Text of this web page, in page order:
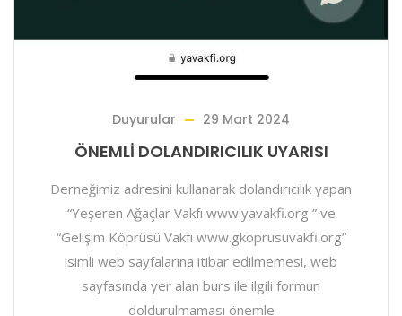
Duyurular 29 Mart 2024
ÖNEMLİ DOLANDIRICILIK UYARISI
Derneğimiz adresini kullanarak dolandırıcılık yapan
“Yeşeren Ağaçlar Vakfı www.yavakfi.org ” ve
“Gelişim Köprüsü Vakfı www.gkoprusuvakfi.org”
isimli web sayfalarına itibar edilmemesi, web
sayfasında yer alan burs ile ilgili formun
doldurulmaması önemle